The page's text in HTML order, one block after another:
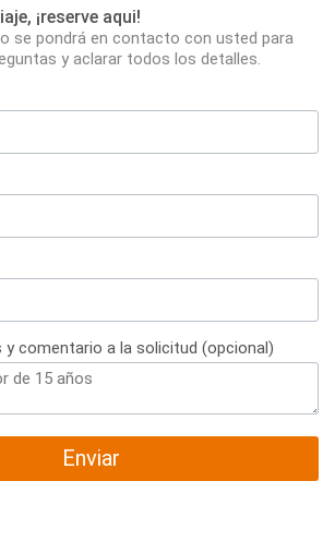
¡reserve aqui!
se pondrá en contacto con usted para
y aclarar todos los detalles.
y comentario a la solicitud (opcional)
Enviar